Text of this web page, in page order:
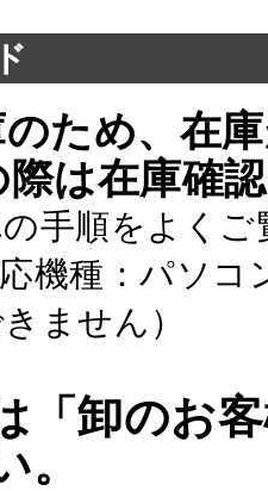
イド
ため、在
は在庫確
手順をよくご
機種：パソ
ません）
「卸のお
。